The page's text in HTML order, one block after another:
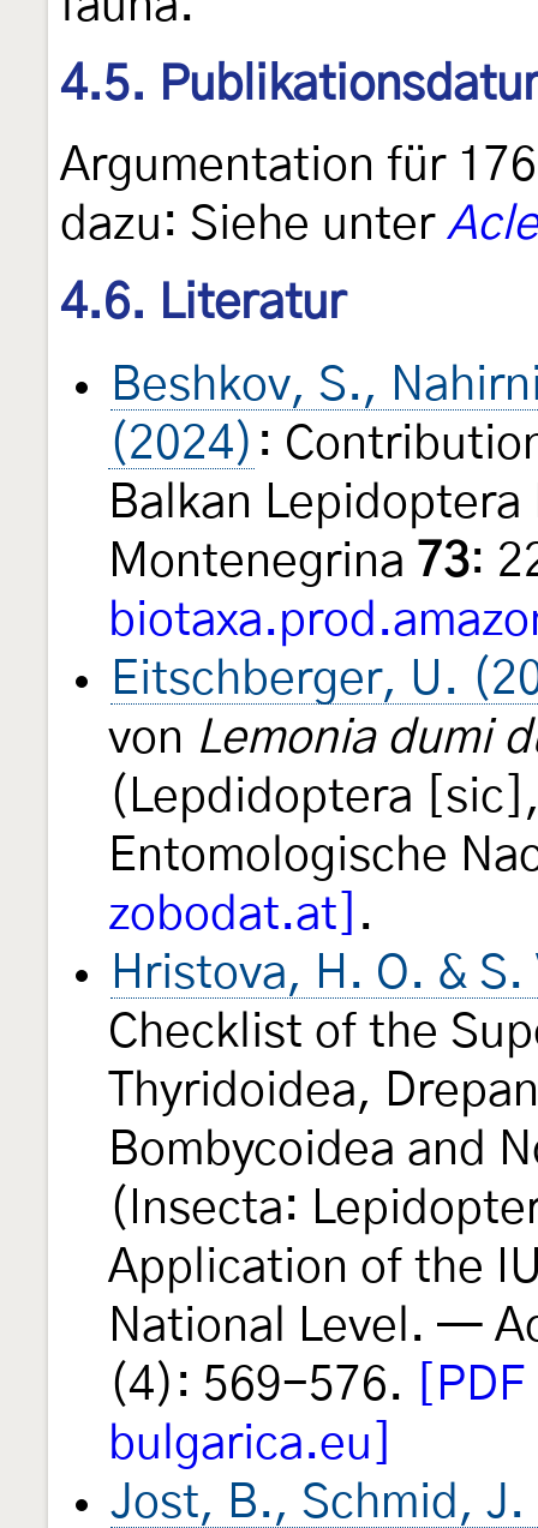
4.5.
Argumentation für
dazu: Siehe unter
4.6. Literatur
Beshkov, S.,
(2024) :
Balkan
Montenegrina 73:
Eitschberger, U.
von Lemonia dumi
(Lepdidoptera
Entomologische
zobodat.at] .
Hristova, H. O. &
Checklist of the
Thyridoidea,
Bombycoidea and
(Insecta:
Application of the
National Level. —
(4): 569-576.
bulgarica.eu]
Jost, B., Schmid,